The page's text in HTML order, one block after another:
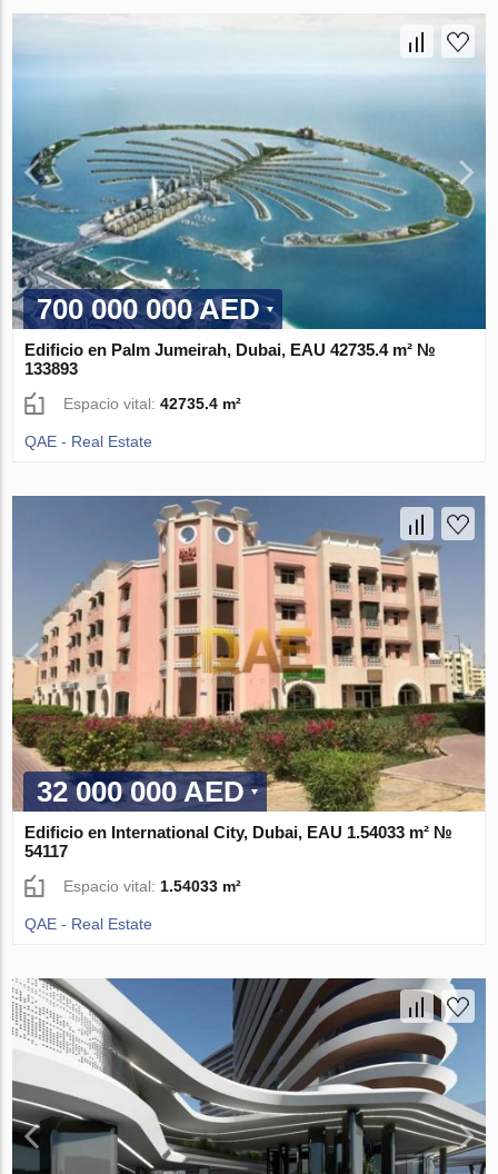
700 000 000 AED
Edificio en Palm Jumeirah, Dubai, EAU 42735.4 m² №
133893
Espacio vital:42735.4 m²
QAE - Real Estate
32 000 000 AED
Edificio en International City, Dubai, EAU 1.54033 m² №
54117
Espacio vital: 1.54033 m²
QAE - Real Estate